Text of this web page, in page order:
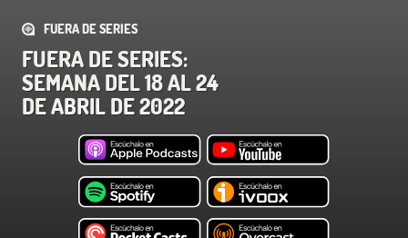
FUERA DE SERIES
FUERA DE SERIES:
SEMANA DEL 18 AL 24
DE ABRIL DE 2022